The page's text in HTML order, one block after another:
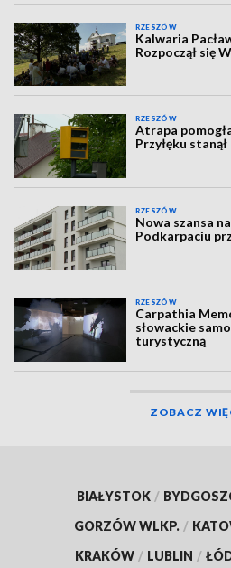
RZESZÓW
Kalwaria
Rozpoczął się
RZESZÓW
Atrapa
Przyłęku
RZESZÓW
Nowa szansa
Podkarpaciu
RZESZÓW
Carpathia
słowackie
turystyczną
ZOBACZ
BIAŁYSTOK /
GORZÓW WLKP. /
KRAKÓW / LUBLIN /